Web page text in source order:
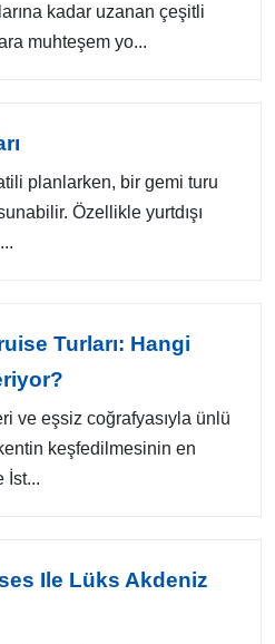
kadar uzanan çeşitli
muhteşem yo...
planlarken, bir gemi turu
Özellikle yurtdışı
Turları: Hangi
ve eşsiz coğrafyasıyla ünlü
keşfedilmesinin en
İst...
Ile Lüks Akdeniz